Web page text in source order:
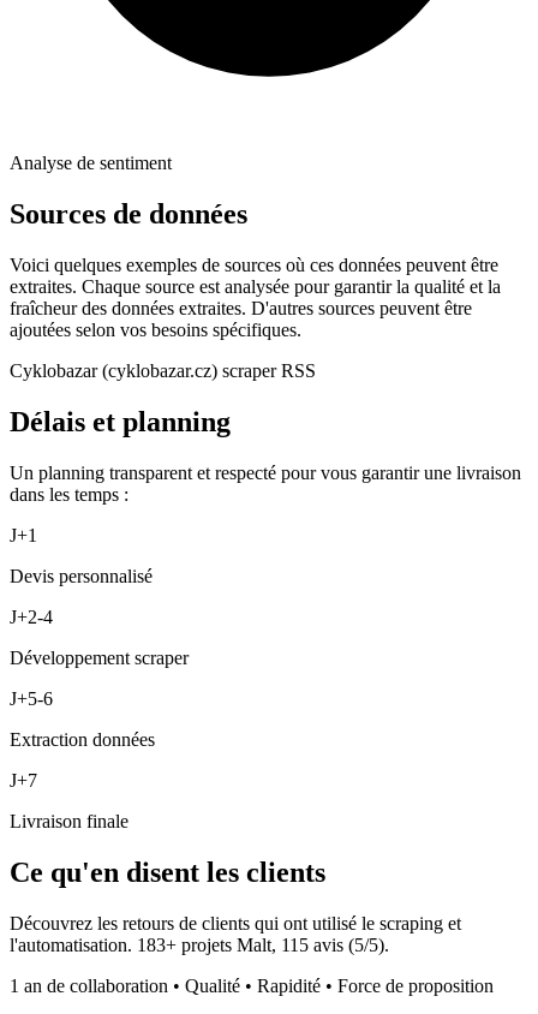
Analyse de sentiment
Sources de données
Voici quelques exemples de sources où ces données peuvent être
extraites. Chaque source est analysée pour garantir la qualité et la
fraîcheur des données extraites. D'autres sources peuvent être
ajoutées selon vos besoins spécifiques.
Cyklobazar (cyklobazar.cz) scraper RSS
Délais et planning
Un planning transparent et respecté pour vous garantir une livraison
dans les temps :
J+1
Devis personnalisé
J+2-4
Développement scraper
J+5-6
Extraction données
J+7
Livraison finale
Ce qu'en disent les clients
Découvrez les retours de clients qui ont utilisé le scraping et
l'automatisation. 183+ projets Malt, 115 avis (5/5).
1 an de collaboration • Qualité • Rapidité • Force de proposition